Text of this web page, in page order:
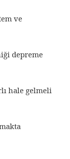
ve
depreme
hale gelmeli